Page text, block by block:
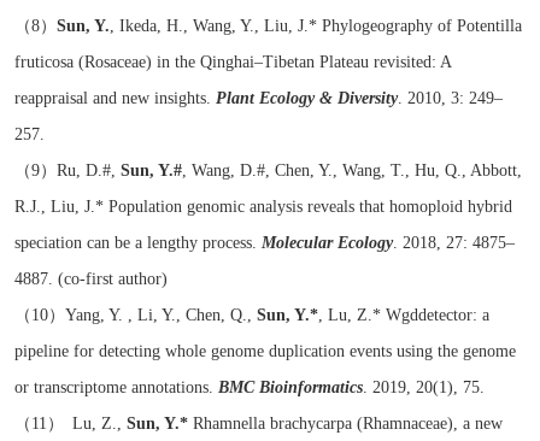
（8） Sun, Y., Ikeda, H., Wang, Y., Liu, J.* Phylogeography of Potentilla
fruticosa (Rosaceae) in the Qinghai–Tibetan Plateau revisited: A
reappraisal and new insights. Plant Ecology & Diversity. 2010, 3: 249–
257.
（9）Ru, D.#, Sun, Y.#, Wang, D.#, Chen, Y., Wang, T., Hu, Q., Abbott,
R.J., Liu, J.* Population genomic analysis reveals that homoploid hybrid
speciation can be a lengthy process. Molecular Ecology. 2018, 27: 4875–
4887. (co-first author)
（10） Yang, Y. , Li, Y., Chen, Q., Sun, Y.*, Lu, Z.* Wgddetector: a
pipeline for detecting whole genome duplication events using the genome
or transcriptome annotations. BMC Bioinformatics. 2019, 20(1), 75.
（11） Lu, Z., Sun, Y.* Rhamnella brachycarpa (Rhamnaceae), a new